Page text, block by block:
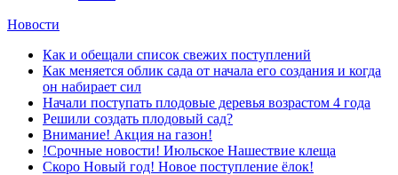
Новости
Как и обещали список свежих поступлений
Как меняется облик сада от начала его создания и когда
он набирает сил
Начали поступать плодовые деревья возрастом 4 года
Решили создать плодовый сад?
Внимание! Акция на газон!
!Срочные новости! Июльское Нашествие клеща
Скоро Новый год! Новое поступление ёлок!